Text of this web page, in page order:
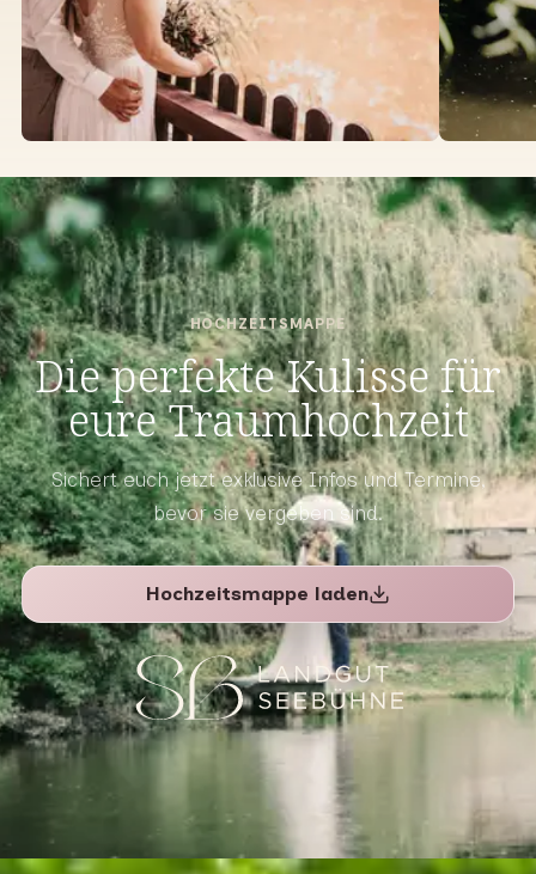
HOCHZEITSMAPPE
Die perfekte Kulisse für
eure Traumhochzeit
Sichert euch jetzt exklusive Infos und Termine,
bevor sie vergeben sind.
Hochzeitsmappe laden